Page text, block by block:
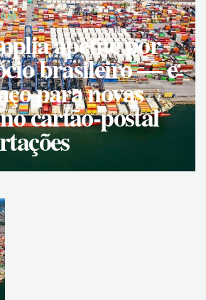
apetite por
brasileiro — e
para novas
cartão-postal